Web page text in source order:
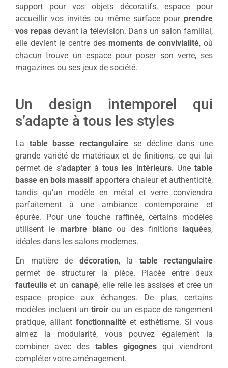
support pour vos objets décoratifs, espace pour
accueillir vos invités ou même surface pour prendre
vos repasdevant la télévision. Dans un salon familial,
elle devient le centre des moments de convivialité, où
chacun trouve un espace pour poser son verre, ses
magazines ou ses jeux de société.
Un design intemporel qui
s’adapte à tous les styles
La table basse rectangulaire se décline dans une
grande variété de matériaux et de finitions, ce qui lui
permet de s’adapterà tous les intérieurs. Une table
basse en bois massif apportera chaleur et authenticité,
tandis qu’un modèle en métal et verre conviendra
parfaitement à une ambiance contemporaine et
épurée. Pour une touche raffinée, certains modèles
utilisent le marbre blancou des finitions laquées,
idéales dans les salons modernes.
En matière de décoration, la table rectangulaire
permet de structurer la pièce. Placée entre deux
fauteuils et un canapé, elle relie les assises et crée un
espace propice aux échanges. De plus, certains
modèles incluent untiroir ou un espace de rangement
pratique, alliant fonctionnalité et esthétisme. Si vous
aimez la modularité, vous pouvez également la
combiner avec des tables gigognes qui viendront
compléter votre aménagement.